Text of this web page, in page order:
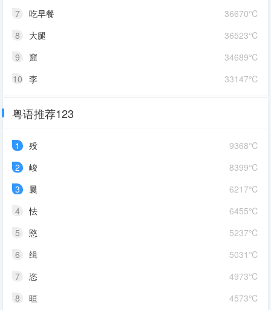
36670℃
7
吃早餐
36523℃
8
大腿
34689℃
9
窟
33147℃
10 李
粤语推荐123
9368℃
1
殁
8399℃
2
峻
6217℃
3
曩
6455℃
4
怯
5237℃
5
愍
5031℃
6
缉
4973℃
7
恣
4573℃
8
晅